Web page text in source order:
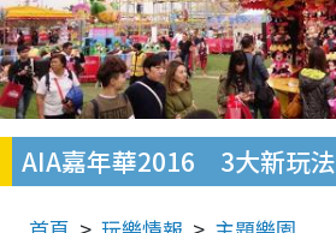
AIA嘉年華2016 3大新玩法